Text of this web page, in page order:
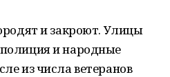
и закроют. Улицы
и народные
из числа ветеранов